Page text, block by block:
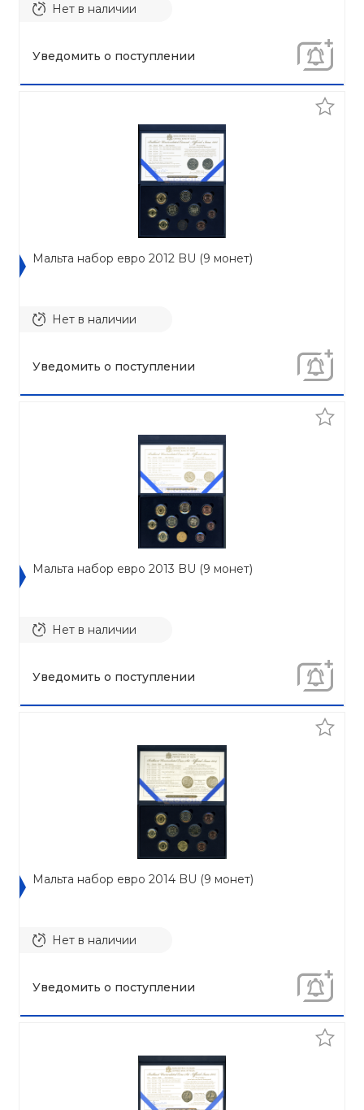
Нет в наличии
Уведомить о поступлении
Мальта набор евро 2012 BU (9 монет)
Нет в наличии
Уведомить о поступлении
Мальта набор евро 2013 BU (9 монет)
Нет в наличии
Уведомить о поступлении
Мальта набор евро 2014 BU (9 монет)
Нет в наличии
Уведомить о поступлении